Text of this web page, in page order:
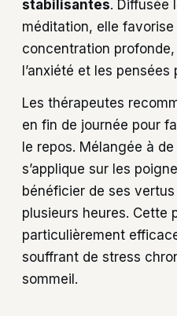
stabilisantes. Diffusée
méditation, elle favorise
concentration
l’anxiété et les pensées
Les thérapeutes
en fin de journée pour
le repos. Mélangée à
s’applique sur les
bénéficier de ses
plusieurs heures. Cette
particulièrement
souffrant de stress
sommeil.